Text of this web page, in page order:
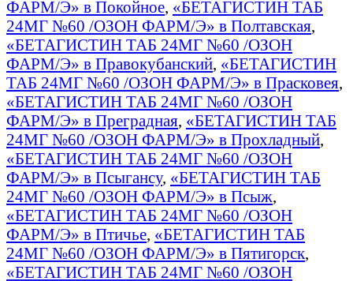
ФАРМ/Э» в Покойное, «БЕТАГИСТИН ТАБ
24МГ №60 /ОЗОН ФАРМ/Э» в Полтавская,
«БЕТАГИСТИН ТАБ 24МГ №60 /ОЗОН
ФАРМ/Э» в Правокубанский, «БЕТАГИСТИН
ТАБ 24МГ №60 /ОЗОН ФАРМ/Э» в Прасковея,
«БЕТАГИСТИН ТАБ 24МГ №60 /ОЗОН
ФАРМ/Э» в Преградная, «БЕТАГИСТИН ТАБ
24МГ №60 /ОЗОН ФАРМ/Э» в Прохладный,
«БЕТАГИСТИН ТАБ 24МГ №60 /ОЗОН
ФАРМ/Э» в Псыгансу, «БЕТАГИСТИН ТАБ
24МГ №60 /ОЗОН ФАРМ/Э» в Псыж,
«БЕТАГИСТИН ТАБ 24МГ №60 /ОЗОН
ФАРМ/Э» в Птичье, «БЕТАГИСТИН ТАБ
24МГ №60 /ОЗОН ФАРМ/Э» в Пятигорск,
«БЕТАГИСТИН ТАБ 24МГ №60 /ОЗОН